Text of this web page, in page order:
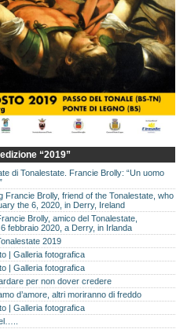
“2019”
di Tonalestate. Francie Brolly: “Un uomo
Francie Brolly, friend of the Tonalestate, who
the 6, 2020, in Derry, Ireland
Brolly, amico del Tonalestate,
febbraio 2020, a Derry, in Irlanda
2019
| Galleria fotografica
| Galleria fotografica
per non dover credere
d’amore, altri moriranno di freddo
| Galleria fotografica